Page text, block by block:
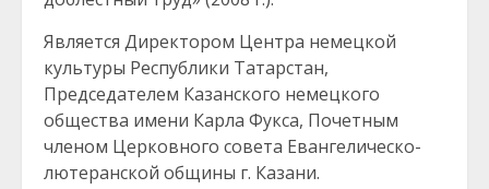
Является Директором Центра немецкой
культуры Республики Татарстан,
Председателем Казанского немецкого
общества имени Карла Фукса, Почетным
членом Церковного совета Евангелическо-
лютеранской общины г. Казани.